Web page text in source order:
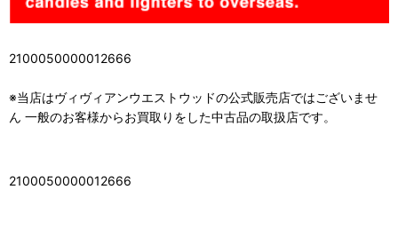
2100050000012666
※当店はヴィヴィアンウエストウッドの公式販売店ではございませ
ん 一般のお客様からお買取りをした中古品の取扱店です。
2100050000012666